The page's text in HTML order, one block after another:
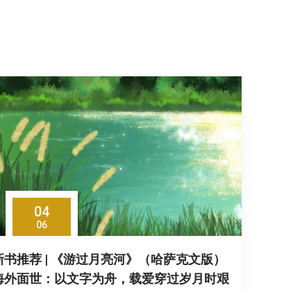
04
06
书推荐 | 《游过月亮河》（哈萨克文版）
外面世：以文字为舟，载爱穿过岁月时艰